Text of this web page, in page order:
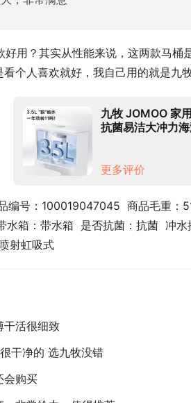
好用？其实从性能来说，这两款马
个人喜欢就好，我自己用的就是九
九牧 JOMOO 家
抗菌易洁大冲力
更多评价
编号：100019047045  商品毛重：
箱：带水箱  是否抗菌：抗菌  冲
射虹吸式
干活很细致
干净的 选九牧没错
会购买